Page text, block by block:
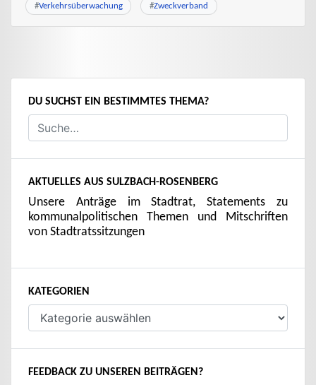
#Verkehrsüberwachung #Zweckverband
DU SUCHST EIN BESTIMMTES THEMA?
AKTUELLES AUS SULZBACH-ROSENBERG
Unsere Anträge im Stadtrat, Statements zu
kommunalpolitischen Themen und Mitschriften
von Stadtratssitzungen
KATEGORIEN
FEEDBACK ZU UNSEREN BEITRÄGEN?